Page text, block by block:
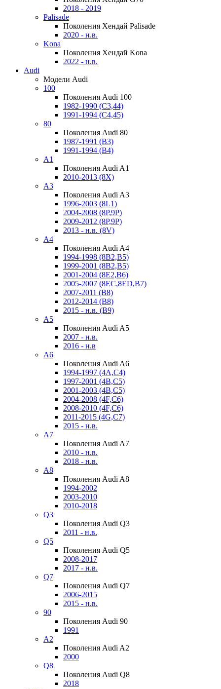
2018 - 2019
Palisade
Поколения Хендай Palisade
2020 - н.в.
Kona
Поколения Хендай Kona
2022 - н.в.
Audi
Модели Audi
100
Поколения Audi 100
1982-1990 (С3,44)
1991-1994 (С4,45)
80
Поколения Audi 80
1987-1991 (B3)
1991-1994 (B4)
A1
Поколения Audi A1
2010-2013 (8X)
A3
Поколения Audi A3
1996-2003 (8L1)
2004-2008 (8P,9P)
2009-2012 (8P,9P)
2013 - н.в. (8V)
A4
Поколения Audi A4
1994-1998 (8B2,B5)
1999-2001 (8B2,B5)
2001-2004 (8E2,B6)
2005-2007 (8EC,8ED,B7)
2007-2011 (B8)
2012-2014 (B8)
2015 - н.в. (B9)
A5
Поколения Audi A5
2007 - н.в.
2016 - н.в
A6
Поколения Audi A6
1994-1997 (4A,C4)
1997-2001 (4B,C5)
2001-2003 (4B,C5)
2004-2008 (4F,C6)
2008-2010 (4F,C6)
2011-2015 (4G,C7)
2015 - н.в.
A7
Поколения Audi A7
2010 - н.в.
2018 - н.в.
A8
Поколения Audi A8
1994-2002
2003-2010
2010-2018
Q3
Поколения Audi Q3
2011 - н.в.
Q5
Поколения Audi Q5
2008-2017
2017 - н.в.
Q7
Поколения Audi Q7
2006-2015
2015 - н.в.
90
Поколения Audi 90
1991
A2
Поколения Audi A2
2000
Q8
Поколения Audi Q8
2018